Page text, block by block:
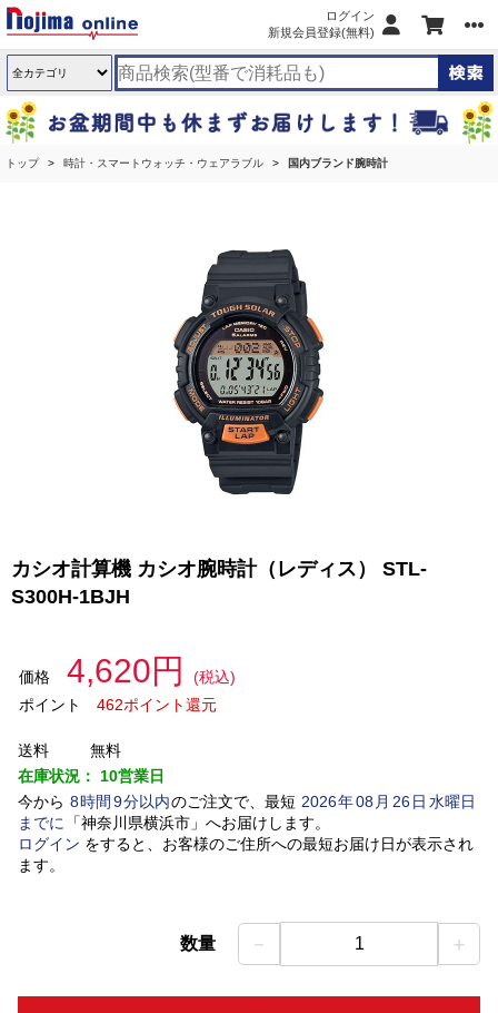
ログイン
新規会員登録(無料)
トップ 時計・スマートウォッチ・ウェアラブル 国内ブランド腕時計
カシオ計算機 カシオ腕時計（レディス） STL-
S300H-1BJH
価格 4,620円
(税込)
ポイント
462ポイント還元
送料
無料
在庫状況： 10営業日
今から 8時間 9分以内のご注文で、最短 2026年08 月 26日水曜日
までに
「神奈川県横浜市」 へお届けします。
ログイン をすると、お客様のご住所への最短お届け日が表示され
ます。
数量 － 1 ＋